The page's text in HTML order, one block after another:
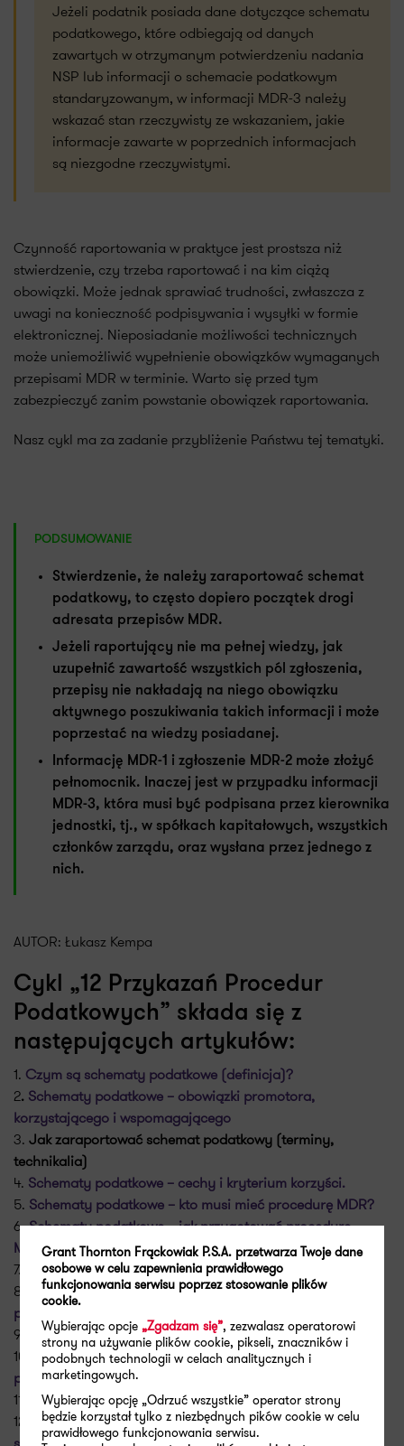
Jeżeli podatnik posiada dane dotyczące schematu
podatkowego, które odbiegają od danych
zawartych w otrzymanym potwierdzeniu nadania
NSP lub informacji o schemacie podatkowym
standaryzowanym, w informacji MDR-3 należy
wskazać stan rzeczywisty ze wskazaniem, jakie
informacje zawarte w poprzednich informacjach
są niezgodne rzeczywistymi.
Czynność raportowania w praktyce jest prostsza niż
stwierdzenie, czy trzeba raportować i na kim ciążą
obowiązki. Może jednak sprawiać trudności, zwłaszcza z
uwagi na konieczność podpisywania i wysyłki w formie
elektronicznej. Nieposiadanie możliwości technicznych
może uniemożliwić wypełnienie obowiązków wymaganych
przepisami MDR w terminie. Warto się przed tym
zabezpieczyć zanim powstanie obowiązek raportowania.
Nasz cykl ma za zadanie przybliżenie Państwu tej tematyki.
PODSUMOWANIE
Stwierdzenie, że należy zaraportować schemat
podatkowy, to często dopiero początek drogi
adresata przepisów MDR.
Jeżeli raportujący nie ma pełnej wiedzy, jak
uzupełnić zawartość wszystkich pól zgłoszenia,
przepisy nie nakładają na niego obowiązku
aktywnego poszukiwania takich informacji i może
poprzestać na wiedzy posiadanej.
Informację MDR-1 i zgłoszenie MDR-2 może złożyć
pełnomocnik. Inaczej jest w przypadku informacji
MDR-3, która musi być podpisana przez kierownika
jednostki, tj., w spółkach kapitałowych, wszystkich
członków zarządu, oraz wysłana przez jednego z
nich.
AUTOR: Łukasz Kempa
Cykl „12 Przykazań Procedur
Podatkowych” składa się z
następujących artykułów:
1. Czym są schematy podatkowe (definicja)?
2. Schematy podatkowe – obowiązki promotora,
korzystającego i wspomagającego
3. Jak zaraportować schemat podatkowy (terminy,
technikalia)
4. Schematy podatkowe – cechy i kryterium korzyści.
5. Schematy podatkowe – kto musi mieć procedurę MDR?
6.Schematy podatkowe – jak przygotować procedurę
MDR?
7.
Podatek u źródła – jakie należności podlegają WHT?
8.
Podatek u źródła – jak dochować należytej staranności i
przygotować procedurę WHT?
9.
Podatek u źródła – pojęcie beneficjenta rzeczywistego
10.
Podatek u źródła – obowiązki w przypadku należności
powyżej 2 mln PLN
11.
Czym jest należyta staranność w VAT?
12.
Jak przygotować własną procedurę należytej
Grant Thornton Frąckowiak P.S.A. przetwarza Twoje dane
osobowe w celu zapewnienia prawidłowego
funkcjonowania serwisu poprzez stosowanie plików
cookie.
Wybierając opcje„Zgadzam się”, zezwalasz operatorowi
strony na używanie plików cookie, pikseli, znaczników i
podobnych technologii w celach analitycznych i
marketingowych.
Wybierając opcję „Odrzuć wszystkie” operator strony
będzie korzystał tylko z niezbędnych pików cookie w celu
prawidłowego funkcjonowania serwisu.